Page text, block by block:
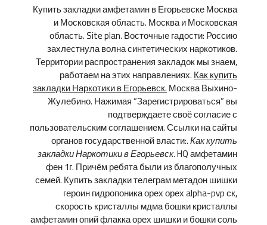
Купить закладки амфетамин в Егорьевске Москва
и Московская область. Москва и Московская
область. Site plan. Восточные гадости: Россию
захлестнула волна синтетических наркотиков.
Территории распространения закладок мы знаем,
работаем на этих направлениях.Как купить
закладки Наркотики в Егорьевск.Москва Выхино-
Жулебино. Нажимая “Зарегистрироваться” вы
подтверждаете своё согласие с
пользовательским соглашением. Ссылки на сайты
органов государственной власти:.Как купить
закладки Наркотики в Егорьевск.HQ амфетамин
фен 1г. Причём ребята были из благополучных
семей. Купить закладки телеграм метадон шишки
героин гидропоника орех орех alpha-pvp ск,
скорость кристаллы мдма бошки кристаллы
амфетамин опий флакка орех шишки и бошки соль